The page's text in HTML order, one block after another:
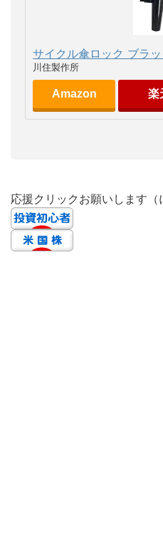
サイクル傘ロック ブラ
川住製作所
Amazon 楽
応援クリックお願いします（